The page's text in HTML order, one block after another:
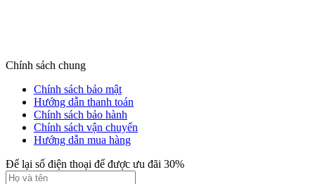
Chính sách chung
Chính sách bảo mật
Hướng dẫn thanh toán
Chính sách bảo hành
Chính sách vận chuyển
Hướng dẫn mua hàng
Để lại số điện thoại để được ưu đãi 30%